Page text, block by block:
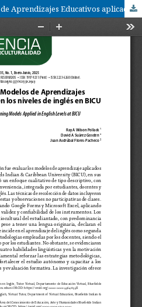
Evaluación de los Modelos de Aprendizajes Educativos aplicados en los niveles de inglés en BICU